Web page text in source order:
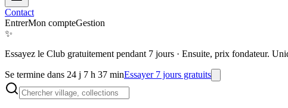
Contact
EntrerMon compteGestion
✨
Essayez le Club gratuitement pendant 7 jours · Ensuite, prix fondateur.
Se termine dans 24 j 7 h 37 minEssayer 7 jours gratuits